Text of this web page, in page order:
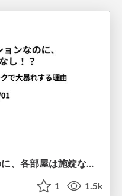
1 1.5k